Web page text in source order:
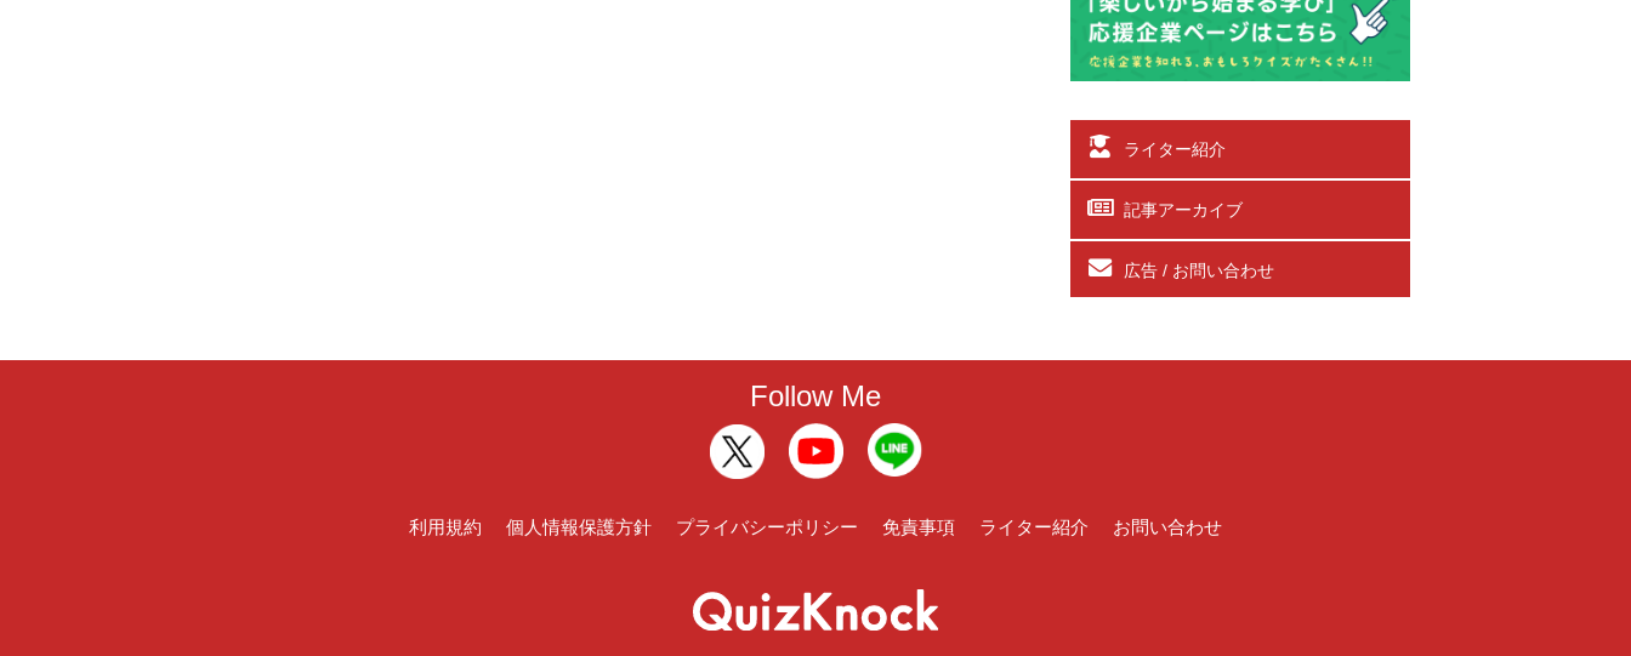
ライター紹介
記事アーカイブ
広告 / お問い合わせ
Follow Me
利用規約 個人情報保護方針 プライバシーポリシー 免責事項 ライター紹介 お問い合わせ